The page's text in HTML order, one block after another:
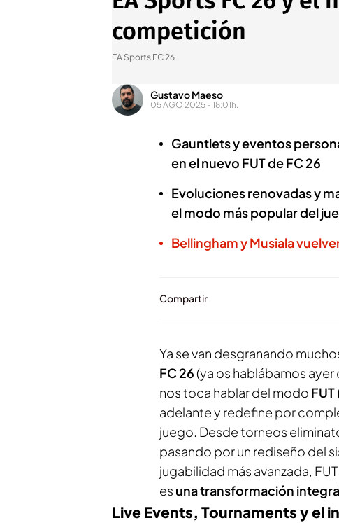
competición
EA Sports FC 26
Gustavo Maeso
05 AGO 2025 - 18:01h.
Gauntlets y eventos
en el nuevo FUT de FC 26
Evoluciones renovadas y
el modo más popular del
Bellingham y Musiala
Compartir
Ya se van desgranando
FC 26(ya os hablábamos ayer
nos toca hablar del modo
adelante y redefine por
juego. Desde torneos
pasando por un rediseño del
jugabilidad más avanzada,
es una transformación
Live Events, Tournaments y el